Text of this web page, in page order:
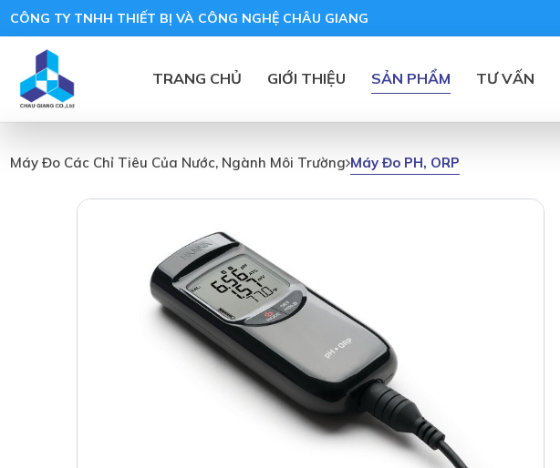
CÔNG TY TNHH THIẾT BỊ VÀ CÔNG NGHỆ CHÂU GIANG
TRANG CHỦ GIỚI THIỆU SẢN PHẨM TƯ VẤN
Máy Đo Các Chỉ Tiêu Của Nước, Ngành Môi Trường Máy Đo PH, ORP